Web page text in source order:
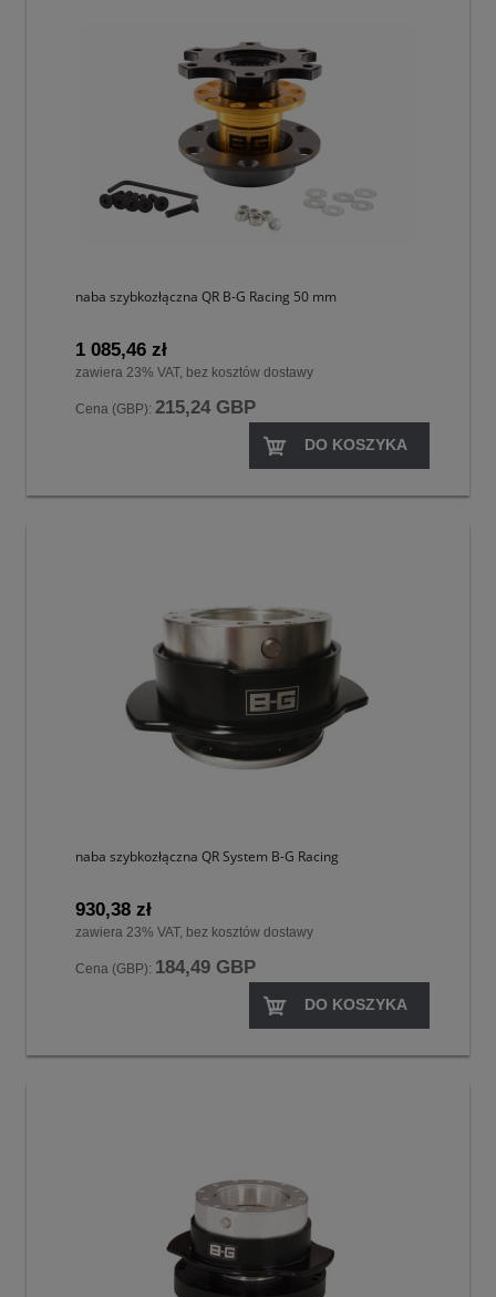
naba szybkozłączna QR B-G Racing 50 mm
1 085,46 zł
zawiera 23% VAT, bez kosztów dostawy
Cena (GBP): 215,24 GBP
DO KOSZYKA
naba szybkozłączna QR System B-G Racing
930,38 zł
zawiera 23% VAT, bez kosztów dostawy
Cena (GBP): 184,49 GBP
DO KOSZYKA